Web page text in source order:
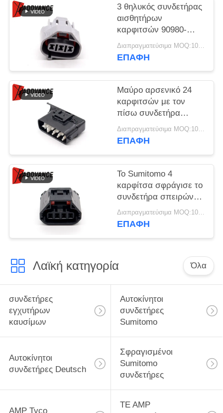
3 θηλυκός συνδετήρας
αισθητήρων
καρφιτσών 90980-
10695 ISC IACV για τη
Toyota Lexus
Διαπραγματεύσιμα MOQ:100 ΜΟΝΑΔΕΣ
ΕΠΑΦΉ
Μαύρο αρσενικό 24
καρφιτσών με τον
πίσω συνδετήρα
μερών υποδοχών
6188-0539 αυτοκίνητο
Διαπραγματεύσιμα MOQ:100 ΜΟΝΑΔΕΣ
ΕΠΑΦΉ
Το Sumitomo 4
καρφίτσα σφράγισε το
συνδετήρα σπειρών
ανάφλεξης 6189-7188
για τη Mazda Atenza
Διαπραγματεύσιμα MOQ:100 ΜΟΝΑΔΕΣ
ΕΠΑΦΉ
Λαϊκή κατηγορία Όλα
συνδετήρες
εγχυτήρων
καυσίμων
Αυτοκίνητοι
συνδετήρες
Sumitomo
Αυτοκίνητοι
συνδετήρες Deutsch
Σφραγισμένοι
Sumitomo
συνδετήρες
AMP Tyco
TE AMP